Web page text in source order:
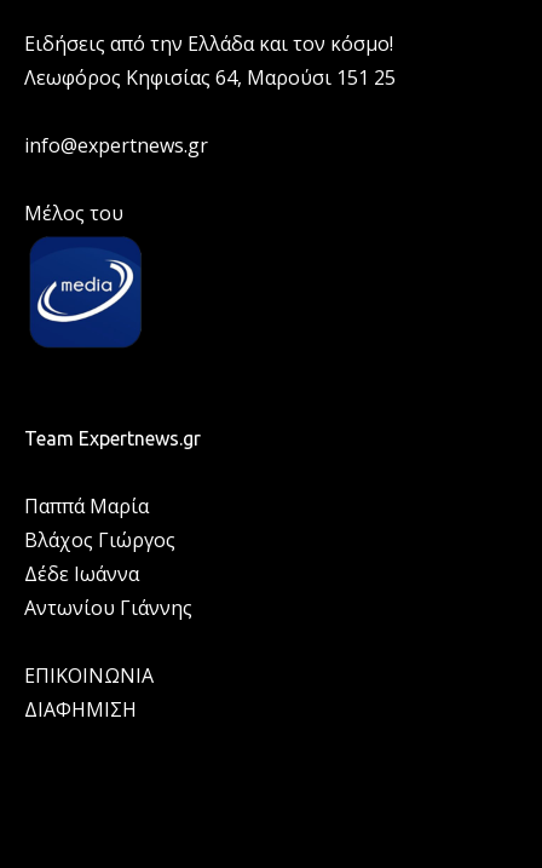
Ειδήσεις από την Ελλάδα και τον κόσμο!
Λεωφόρος Κηφισίας 64, Μαρούσι 151 25
info@expertnews.gr
Μέλος του
Team Expertnews.gr
Παππά Μαρία
Βλάχος Γιώργος
Δέδε Ιωάννα
Αντωνίου Γιάννης
ΕΠΙΚΟΙΝΩΝΙΑ
ΔΙΑΦΗΜΙΣΗ